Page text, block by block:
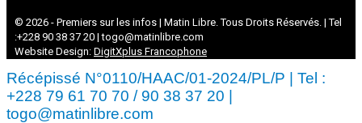
© 2026 - Premiers sur les infos | Matin Libre. Tous Droits Réservés. | Tel
:+228 90 38 37 20 | togo@matinlibre.com
Website Design: DigitXplus Francophone
Récépissé N°0110/HAAC/01-2024/PL/P | Tel :
+228 79 61 70 70 / 90 38 37 20 |
togo@matinlibre.com